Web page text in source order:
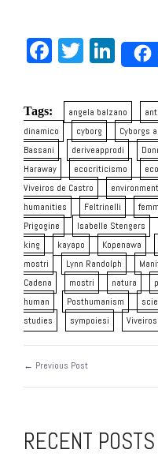
Facebook
Twitter
Tags: angela balzano
dinamico
cyborg Cyborgs
Bassani
deriveapprodi
Haraway
ecocriticismo
Viveiros de Castro
humanities
Feltrinelli
Prigogine
Isabelle Stengers
king
kayapo Kopenawa
mostri
Lynn Randolph
Cadena
mostri natura
human
Posthumanism
studies
sympoiesi
← Previous Post
RECENT POSTS